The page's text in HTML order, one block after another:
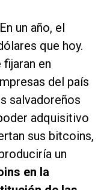
un año, el
que hoy.
en
del país
salvadoreños
adquisitivo
sus bitcoins,
un
en la